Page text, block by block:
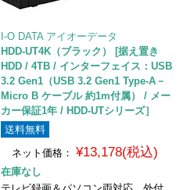
I-O DATA アイオーデータ
HDD-UT4K（ブラック） [据え置き
HDD / 4TB / インターフェイス：USB
3.2 Gen1（USB 3.2 Gen1 Type-A－
Micro B ケーブル 約1m付属） / メー
カー保証1年 / HDD-UTシリーズ］
送料無料
ネット価格：
¥13,178(税込)
在庫なし